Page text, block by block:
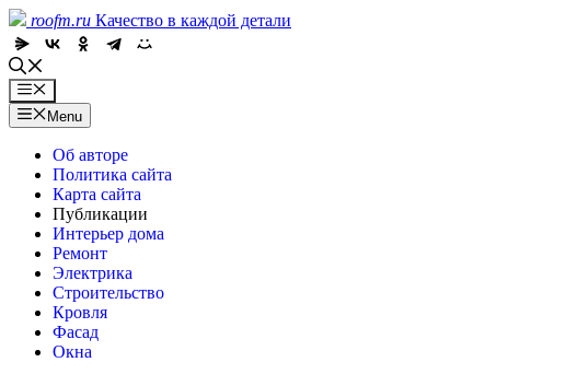
Skip
to
content
roofm.ru Качество в каждой детали
Menu
Menu
Об авторе
Политика сайта
Карта сайта
Публикации
Интерьер дома
Ремонт
Электрика
Строительство
Кровля
Фасад
Окна